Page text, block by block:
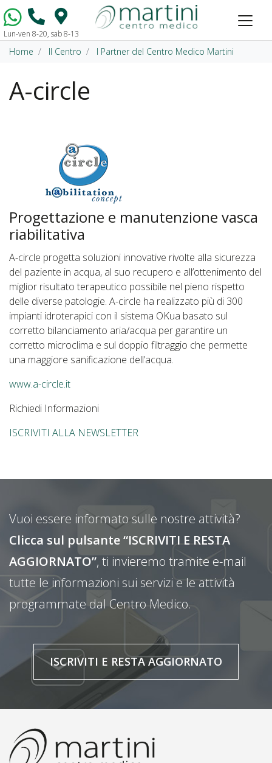
Vai al contenuto
Lun-ven 8-20, sab 8-13
Home Il Centro I Partner del Centro Medico Martini
A-circle
Progettazione e manutenzione vasca
riabilitativa
A-circle progetta soluzioni innovative rivolte alla sicurezza
del paziente in acqua, al suo recupero e all’ottenimento del
miglior risultato terapeutico possibile nel pieno rispetto
delle diverse patologie. A-circle ha realizzato più di 300
impianti idroterapici con il sistema OKua basato sul
corretto bilanciamento aria/acqua per garantire un
corretto microclima e sul doppio filtraggio che permette
una maggiore sanificazione dell’acqua.
www.a-circle.it
Richiedi Informazioni
ISCRIVITI ALLA NEWSLETTER
Vuoi essere informato sulle nostre attività?
Clicca sul pulsante “ISCRIVITI E RESTA
AGGIORNATO”, ti invieremo tramite e-mail
tutte le informazioni sui servizi e le attività
programmate dal Centro Medico.
ISCRIVITI E RESTA AGGIORNATO